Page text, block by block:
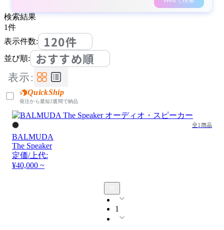
検索結果
1件
表示件数:
120件
並び順: おすすめ順
表示:
QuickShip
発注から最短2週間で納品
全1商品
BALMUDA
The Speaker
定価/上代:
¥40,000 ~
1